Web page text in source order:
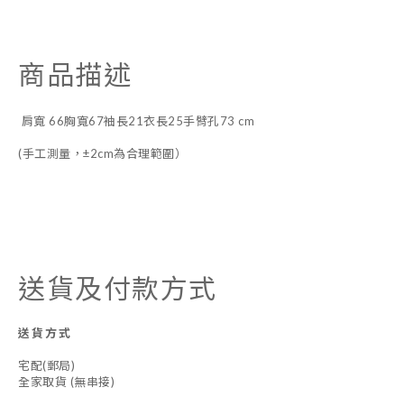
商品描述
肩寬 66胸寬67袖長21衣長25手臂孔73 cm
(手工測量，±2cm為合理範圍）
送貨及付款方式
送貨方式
宅配(郵局)
全家取貨 (無串接)